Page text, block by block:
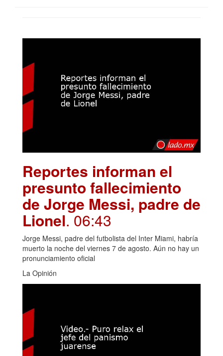
Reportes informan el
presunto fallecimiento
de Jorge Messi, padre de
Lionel. 06:43
Jorge Messi, padre del futbolista del Inter Miami, habría
muerto la noche del viernes 7 de agosto. Aún no hay un
pronunciamiento oficial
La Opinión